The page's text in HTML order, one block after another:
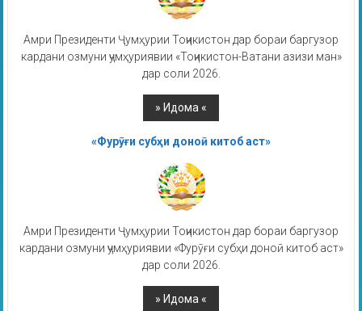
Амри Президенти Ҷумҳурии Тоҷикистон дар бораи баргузор
кардани озмуни ҷумҳуриявии «Тоҷикистон-Ватани азизи ман»
дар соли 2026.
«Фурӯғи субҳи доноӣ китоб аст»
Амри Президенти Ҷумҳурии Тоҷикистон дар бораи баргузор
кардани озмуни ҷумҳуриявии «Фурӯғи субҳи доноӣ китоб аст»
дар соли 2026.